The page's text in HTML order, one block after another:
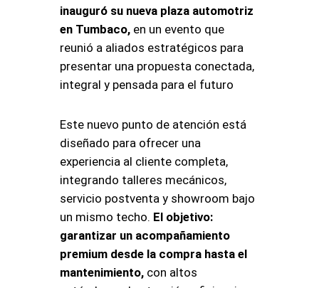
inauguró su nueva plaza automotriz
en Tumbaco, en un evento que
reunió a aliados estratégicos para
presentar una propuesta conectada,
integral y pensada para el futuro
Este nuevo punto de atención está
diseñado para ofrecer una
experiencia al cliente completa,
integrando talleres mecánicos,
servicio postventa y showroom bajo
un mismo techo. El objetivo:
garantizar un acompañamiento
premium desde la compra hasta el
mantenimiento, con altos